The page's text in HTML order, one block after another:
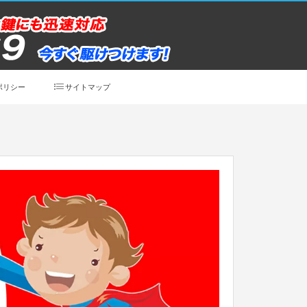
リシー サイトマップ